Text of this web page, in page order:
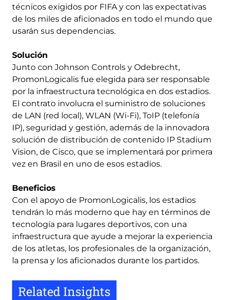
técnicos exigidos por FIFA y con las expectativas
de los miles de aficionados en todo el mundo que
usarán sus dependencias.
Solución
Junto con Johnson Controls y Odebrecht,
PromonLogicalis fue elegida para ser responsable
por la infraestructura tecnológica en dos estadios.
El contrato involucra el suministro de soluciones
de LAN (red local), WLAN (Wi-Fi), ToIP (telefonía
IP), seguridad y gestión, además de la innovadora
solución de distribución de contenido IP Stadium
Vision, de Cisco, que se implementará por primera
vez en Brasil en uno de esos estadios.
Beneficios
Con el apoyo de PromonLogicalis, los estadios
tendrán lo más moderno que hay en términos de
tecnología para lugares deportivos, con una
infraestructura que ayude a mejorar la experiencia
de los atletas, los profesionales de la organización,
la prensa y los aficionados durante los partidos.
Related Insights